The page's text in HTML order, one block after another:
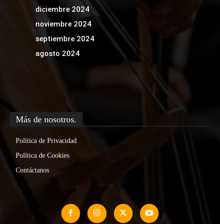
diciembre 2024
noviembre 2024
septiembre 2024
agosto 2024
Más de nosotros.
Política de Privacidad
Política de Cookies
Contáctanos